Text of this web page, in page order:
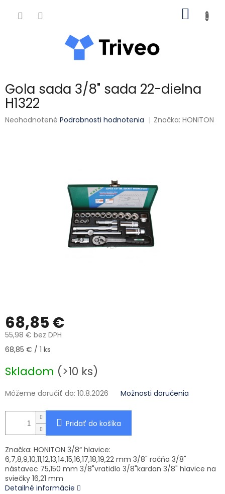
Gola sada 3/8" sada 22-dielna
H1322
Priemerné hodnotenie produktu je 0,0 z 5 hviezdičiek.
Neohodnotené Podrobnosti hodnotenia Značka:HONITON
68,85 €
55,98 € bez DPH
Jednotková cena:
68,85 € / 1 ks
Skladom (>10 ks)
Môžeme doručiť do: 10.8.2026 Možnosti doručenia
Pridať do košíka
Značka: HONITON 3/8“ hlavice:
6,7,8,9,10,11,12,13,14,15,16,17,18,19,22 mm 3/8" račňa 3/8"
nástavec 75,150 mm 3/8"vratidlo 3/8"kardan 3/8" hlavice na
sviečky 16,21 mm
Detailné informácie